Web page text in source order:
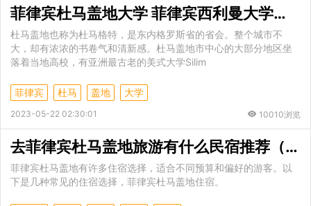
菲律宾杜马盖地大学 菲律宾西利曼大学全面介绍
杜马盖地也称为杜马格特，是东内格罗斯省的省会。整个城市不
大，却有浓浓的书卷气和清新感。杜马盖地市中心的大部分地区坐
落着当地高校，有亚洲最古老的美式大学Silim
菲律宾 杜马 盖地 大学
2023-05-22 02:30:01 10010浏览
去菲律宾杜马盖地旅游有什么民宿推荐（杜马盖地需要签证吗）
菲律宾杜马盖地有许多住宿选择，适合不同预算和偏好的游客。以
下是几种常见的住宿选择，菲律宾杜马盖地住宿。